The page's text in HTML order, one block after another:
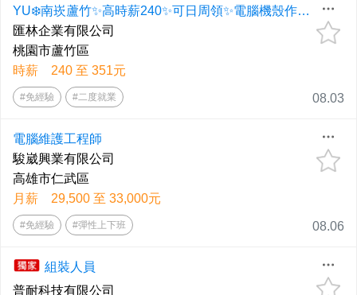
YU❄️南崁蘆竹✨高時薪240✨可日周領✨電腦機殼作業員✅伺服器組裝員
匯林企業有限公司
桃園市蘆竹區
時薪 240 至 351元
#免經驗 #二度就業 08.03
電腦維護工程師
駿崴興業有限公司
高雄市仁武區
月薪 29,500 至 33,000元
#免經驗 #彈性上下班 08.06
組裝人員
普耐科技有限公司